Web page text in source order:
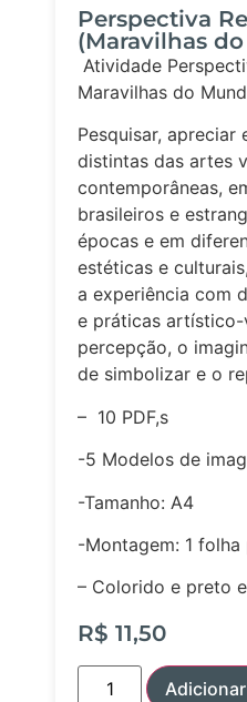
Perspectiva
(Maravilhas
Atividade
Maravilhas do
Pesquisar, apreciar
distintas das artes
contemporâneas,
brasileiros e
épocas e em
estéticas e
a experiência com
e práticas
percepção, o
de simbolizar e o
– 10 PDF,s
-5 Modelos de
-Tamanho: A4
-Montagem: 1
– Colorido e preto
R$ 11,50